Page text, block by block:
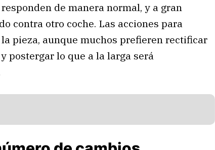
de manera normal, y a gran
contra otro coche. Las acciones para
pieza, aunque muchos prefieren rectificar
postergar lo que a la larga será